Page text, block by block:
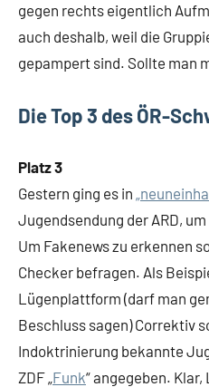
gegen rechts eigentlich
auch deshalb, weil die
gepampert sind. Sollte man
Die Top 3 des ÖR-
Platz 3
Gestern ging es in
Jugendsendung der ARD,
Um Fakenews zu erkennen
Checker befragen. Als
Lügenplattform (darf man
Beschluss sagen) Correktiv
Indoktrinierung bekannte
ZDF „Funk“ angegeben.